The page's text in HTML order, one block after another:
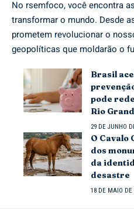
No rsemfoco, você encontra
transformar o mundo. Desde
prometem revolucionar o
geopolíticas que moldarão o
Brasil
pode
Rio
29 DE JUNHO
O Cavalo
dos
da
desastre
18 DE MAIO DE